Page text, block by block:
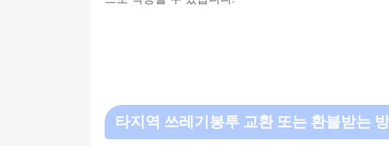
타지역 쓰레기봉투 교환 또는 환불받는